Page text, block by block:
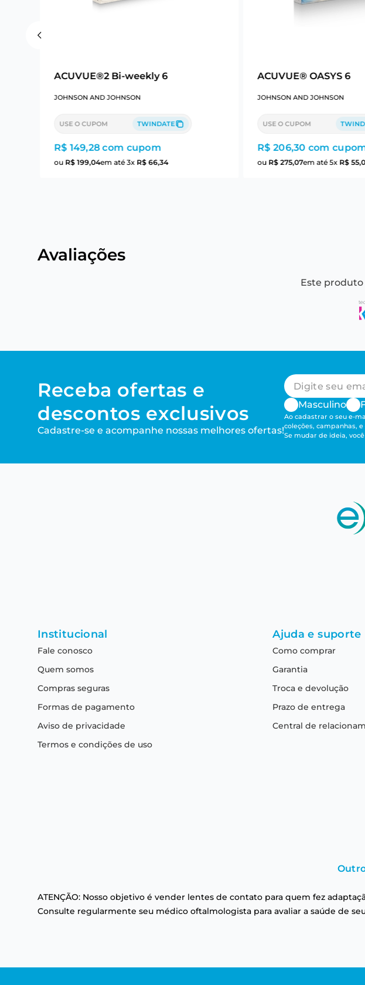
ACUVUE®2 Bi-weekly 6
JOHNSON AND JOHNSON
USE O CUPOM TWINDATE
R$ 149,28com cupom
ou R$ 199,04em até3x R$ 66,34
ACUVUE® OASYS 6
JOHNSON AND JOHNSON
USE O CUPOM
R$ 206,30 com
ou R$ 275,07em até5x R$ 55,
Avaliações
Este
Receba ofertas e
descontos exclusivos
Cadastre-se e acompanhe nossas melhores ofertas!
Masculino
Ao cadastrar o seu e-
coleções, campanhas,
Se mudar de ideia,
Institucional
Fale conosco
Quem somos
Compras seguras
Formas de pagamento
Aviso de privacidade
Termos e condições de uso
Ajuda e suporte
Como comprar
Garantia
Troca e devolução
Prazo de entrega
Central de
ATENÇÃO: Nosso objetivo é vender lentes de contato para quem fez
Consulte regularmente seu médico oftalmologista para avaliar a saúde de